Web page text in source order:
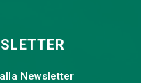
Newsletter